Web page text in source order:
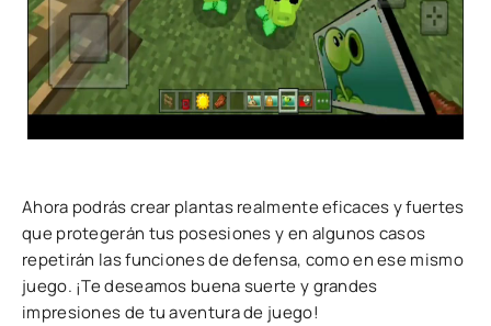
Ahora podrás crear plantas realmente eficaces y fuertes
que protegerán tus posesiones y en algunos casos
repetirán las funciones de defensa, como en ese mismo
juego. ¡Te deseamos buena suerte y grandes
impresiones de tu aventura de juego!